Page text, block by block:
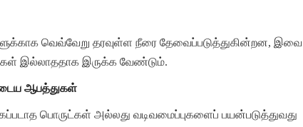
வெவ்வேறு தரவுள்ள நீரை தேவைப்படுத்துகின்றன, இவை
இல்லாததாக இருக்க வேண்டும்.
ஆபத்துகள்
பொருட்கள் அல்லது வடிவமைப்புகளைப் பயன்படுத்துவது